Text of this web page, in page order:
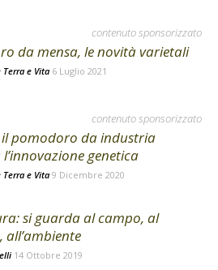
contenuto sponsorizzato
da mensa, le novità varietali
Terra e Vita 6 Luglio 2021
contenuto sponsorizzato
pomodoro da industria
genetica
Terra e Vita9 Dicembre 2020
si guarda al campo, al
all’ambiente
14 Ottobre 2019